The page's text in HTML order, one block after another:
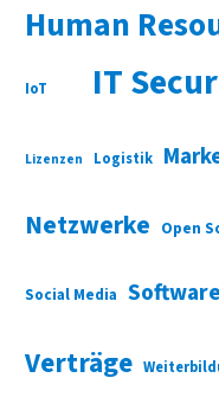
Human
IoT IT
Lizenzen Logistik
Netzwerke Open
Social Media Software
Verträge